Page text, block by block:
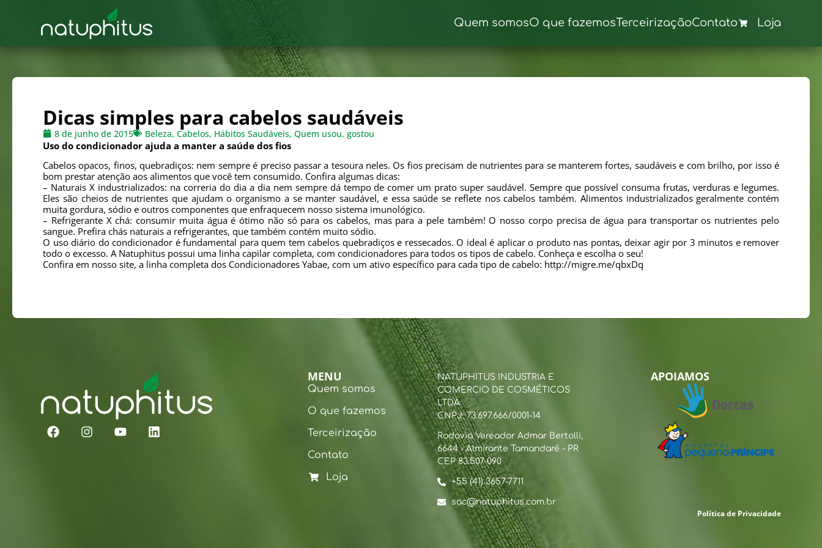
Quem somosO que fazemosTerceirizaçãoContato Loja
Dicas simples para cabelos saudáveis
8 de junho de 2015 Beleza, Cabelos, Hábitos Saudáveis, Quem usou, gostou
Uso do condicionador ajuda a manter a saúde dos fios
Cabelos opacos, finos, quebradiços: nem sempre é preciso passar a tesoura neles. Os fios precisam de nutrientes para se manterem fortes, saudáveis e com brilho, por isso é
bom prestar atenção aos alimentos que você tem consumido. Confira algumas dicas:
– Naturais X industrializados: na correria do dia a dia nem sempre dá tempo de comer um prato super saudável. Sempre que possível consuma frutas, verduras e legumes.
Eles são cheios de nutrientes que ajudam o organismo a se manter saudável, e essa saúde se reflete nos cabelos também. Alimentos industrializados geralmente contém
muita gordura, sódio e outros componentes que enfraquecem nosso sistema imunológico.
– Refrigerante X chá: consumir muita água é ótimo não só para os cabelos, mas para a pele também! O nosso corpo precisa de água para transportar os nutrientes pelo
sangue. Prefira chás naturais a refrigerantes, que também contém muito sódio.
O uso diário do condicionador é fundamental para quem tem cabelos quebradiços e ressecados. O ideal é aplicar o produto nas pontas, deixar agir por 3 minutos e remover
todo o excesso. A Natuphitus possui uma linha capilar completa, com condicionadores para todos os tipos de cabelo. Conheça e escolha o seu!
Confira em nosso site, a linha completa dos Condicionadores Yabae, com um ativo específico para cada tipo de cabelo: http://migre.me/qbxDq
MENU
Quem somos
O que fazemos
Terceirização
Contato
Loja
NATUPHITUS INDUSTRIA E
COMERCIO DE COSMÉTICOS
LTDA
CNPJ: 73.697.666/0001-14
Rodovia Vereador Admar Bertolli,
6644 - Almirante Tamandaré - PR
CEP 83.507-090
+55 (41) 3657-7711
sac@natuphitus.com.br
APOIAMOS
Política de Privacidade